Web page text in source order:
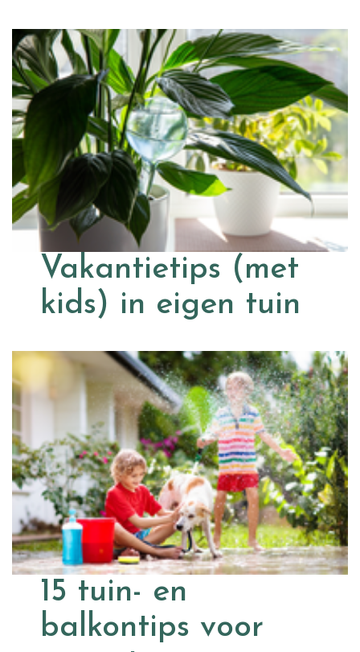
Vakantietips (met
kids) in eigen tuin
15 tuin- en
balkontips voor